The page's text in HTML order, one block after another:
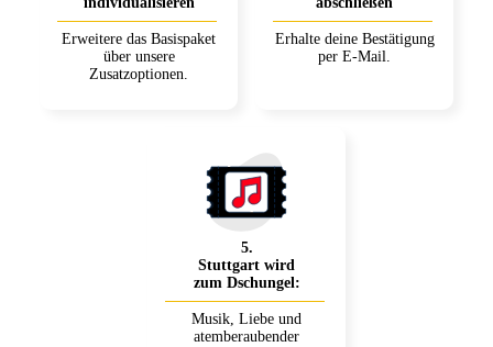
Erweitere das Basispaket
über unsere
Zusatzoptionen.
Erhalte deine Bestätigung
per E-Mail.
5.
Stuttgart wird
zum Dschungel:
Musik, Liebe und
atemberaubender